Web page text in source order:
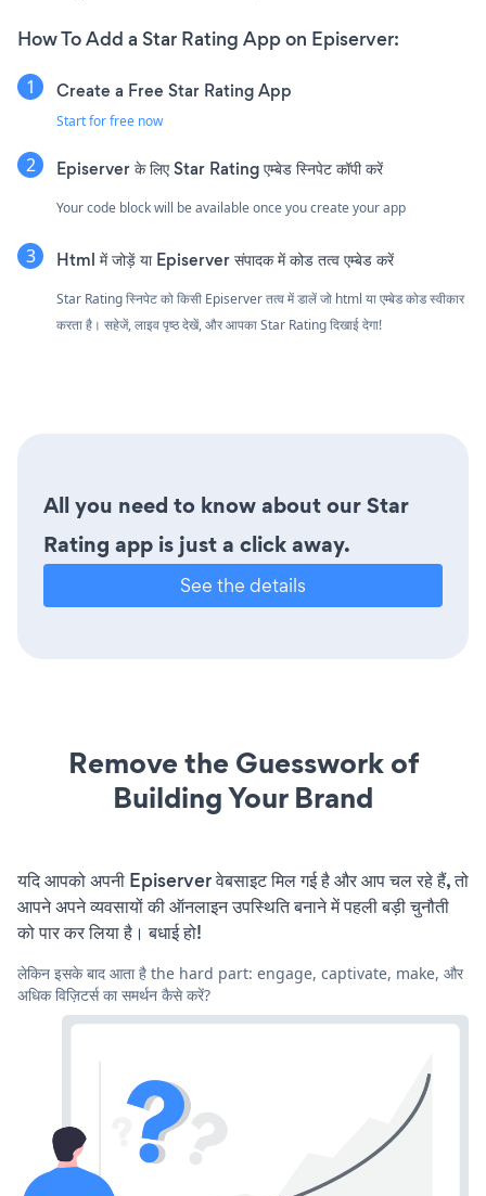
How To Add a Star Rating App on Episerver:
Create a Free Star Rating App
Start for free now
Episerver के लिए Star Rating एम्बेड स्निपेट कॉपी करें
Your code block will be available once you create your app
Html में जोड़ें या Episerver संपादक में कोड तत्व एम्बेड करें
Star Rating स्निपेट को किसी Episerver तत्व में डालें जो html या एम्बेड कोड स्वीकार
करता है। सहेजें, लाइव पृष्ठ देखें, और आपका Star Rating दिखाई देगा!
All you need to know about our Star
Rating app is just a click away.
See the details
Remove the Guesswork of
Building Your Brand
यदि आपको अपनी Episerver वेबसाइट मिल गई है और आप चल रहे हैं, तो
आपने अपने व्यवसायों की ऑनलाइन उपस्थिति बनाने में पहली बड़ी चुनौती
को पार कर लिया है। बधाई हो!
लेकिन इसके बाद आता है the hard part: engage, captivate, make, और
अधिक विज़िटर्स का समर्थन कैसे करें?